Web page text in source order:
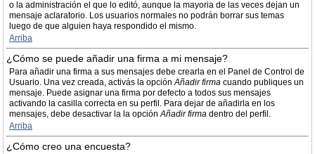
o la administración el que lo editó, aunque la mayoria de las veces dejan un
mensaje aclaratorio. Los usuarios normales no podrán borrar sus temas
luego de que alguien haya respondido el mismo.
Arriba
¿Cómo se puede añadir una firma a mi mensaje?
Para añadir una firma a sus mensajes debe crearla en el Panel de Control de
Usuario. Una vez creada, activás la opciónAñadir firma cuando publiques un
mensaje. Puede asignar una firma por defecto a todos sus mensajes
activando la casilla correcta en su perfil. Para dejar de añadirla en los
mensajes, debe desactivar la la opciónAñadir firma dentro del perfil.
Arriba
¿Cómo creo una encuesta?